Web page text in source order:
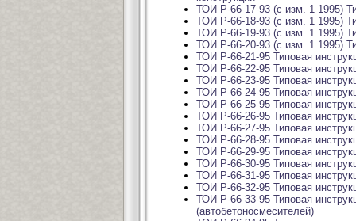
ТОИ Р-66-17-93 (с изм. 1 1995)
ТОИ Р-66-18-93 (с изм. 1 1995)
ТОИ Р-66-19-93 (с изм. 1 1995)
ТОИ Р-66-20-93 (с изм. 1 1995)
ТОИ Р-66-21-95 Типовая
ТОИ Р-66-22-95 Типовая
ТОИ Р-66-23-95 Типовая
ТОИ Р-66-24-95 Типовая
ТОИ Р-66-25-95 Типовая
ТОИ Р-66-26-95 Типовая
ТОИ Р-66-27-95 Типовая
ТОИ Р-66-28-95 Типовая
ТОИ Р-66-29-95 Типовая
ТОИ Р-66-30-95 Типовая
ТОИ Р-66-31-95 Типовая
ТОИ Р-66-32-95 Типовая
ТОИ Р-66-33-95 Типовая
(автобетоносмесителей)